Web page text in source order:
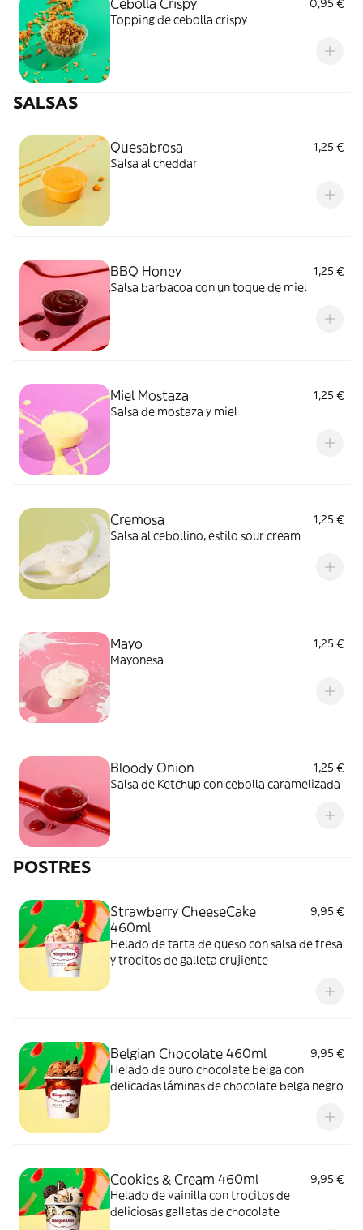
Cebolla Crispy
0,95 €
Topping de cebolla crispy
SALSAS
Quesabrosa
1,25 €
Salsa al cheddar
BBQ Honey
1,25 €
Salsa barbacoa con un toque de miel
Miel Mostaza
1,25 €
Salsa de mostaza y miel
Cremosa
1,25 €
Salsa al cebollino, estilo sour cream
Mayo
1,25 €
Mayonesa
Bloody Onion
1,25 €
Salsa de Ketchup con cebolla caramelizada
POSTRES
Strawberry CheeseCake
460ml
9,95 €
Helado de tarta de queso con salsa de fresa
y trocitos de galleta crujiente
Belgian Chocolate 460ml
9,95 €
Helado de puro chocolate belga con
delicadas láminas de chocolate belga negro
Cookies & Cream 460ml
9,95 €
Helado de vainilla con trocitos de
deliciosas galletas de chocolate